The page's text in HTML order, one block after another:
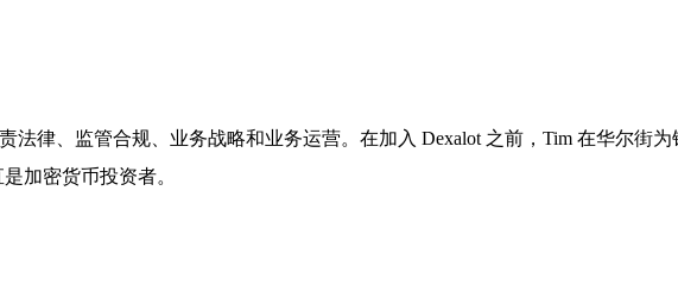
法律、监管合规、业务战略和业务运营。在加入 Dexalot 之前，Tim 在华尔街
加密货币投资者。